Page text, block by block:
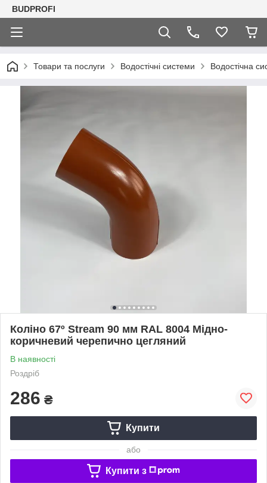
BUDPROFI
Товари та послуги Водостічні системи Водостічна
Коліно 67º Stream 90 мм RAL 8004 Мідно-
коричневий черепично цегляний
В наявності
Роздріб
286 ₴
Купити
або
Купити з